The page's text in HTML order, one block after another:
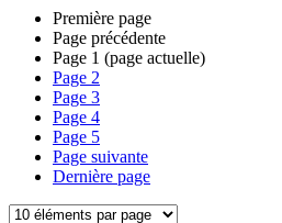
Première page
Page précédente
Page 1 (page actuelle)
Page 2
Page 3
Page 4
Page 5
Page suivante
Dernière page